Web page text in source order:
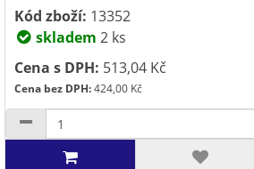
Kód zboží: 13352
skladem 2 ks
Cena s DPH: 513,04 Kč
Cena bez DPH:424,00 Kč